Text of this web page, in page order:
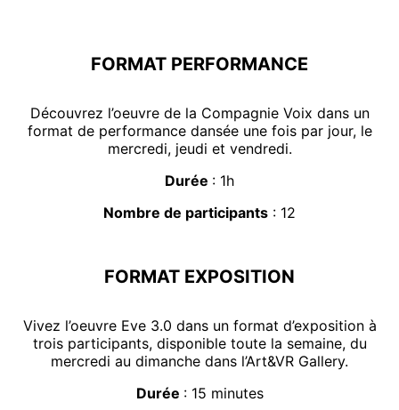
FORMAT PERFORMANCE
Découvrez l’oeuvre de la Compagnie Voix dans un
format de performance dansée une fois par jour, le
mercredi, jeudi et vendredi.
Durée : 1h
Nombre de participants : 12
FORMAT EXPOSITION
Vivez l’oeuvre Eve 3.0 dans un format d’exposition à
trois participants, disponible toute la semaine, du
mercredi au dimanche dans l’Art&VR Gallery.
Durée : 15 minutes